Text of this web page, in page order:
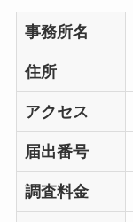
事務所名
住所
アクセス
届出番号
調査料金